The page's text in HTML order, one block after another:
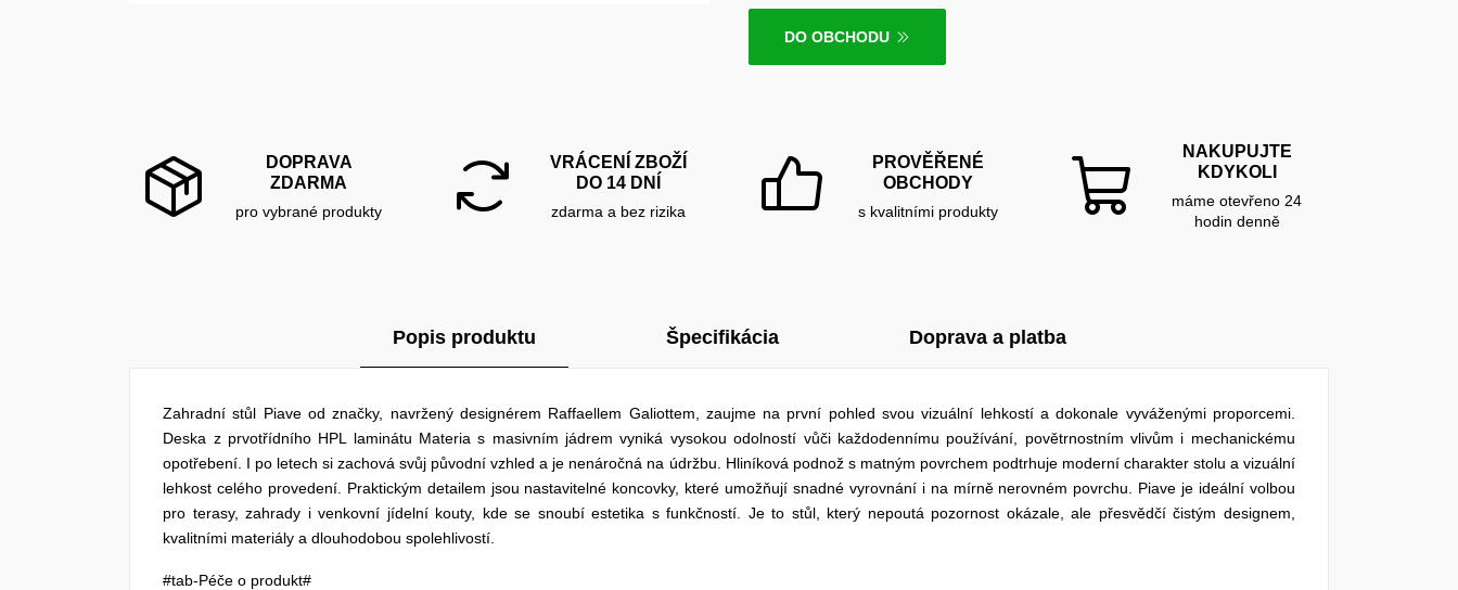
DO OBCHODU
DOPRAVA
ZDARMA
pro vybrané produkty
VRÁCENÍ ZBOŽÍ
DO 14 DNÍ
zdarma a bez rizika
PROVĚŘENÉ
OBCHODY
s kvalitními produkty
NAKUPUJTE
KDYKOLI
máme otevřeno 24
hodin denně
Popis produktu Špecifikácia Doprava a platba
Zahradní stůl Piave od značky, navržený designérem Raffaellem Galiottem, zaujme na první pohled svou vizuální lehkostí a dokonale vyváženými proporcemi.
Deska z prvotřídního HPL laminátu Materia s masivním jádrem vyniká vysokou odolností vůči každodennímu používání, povětrnostním vlivům i mechanickému
opotřebení. I po letech si zachová svůj původní vzhled a je nenáročná na údržbu. Hliníková podnož s matným povrchem podtrhuje moderní charakter stolu a vizuální
lehkost celého provedení. Praktickým detailem jsou nastavitelné koncovky, které umožňují snadné vyrovnání i na mírně nerovném povrchu. Piave je ideální volbou
pro terasy, zahrady i venkovní jídelní kouty, kde se snoubí estetika s funkčností. Je to stůl, který nepoutá pozornost okázale, ale přesvědčí čistým designem,
kvalitními materiály a dlouhodobou spolehlivostí.
#tab-Péče o produkt#